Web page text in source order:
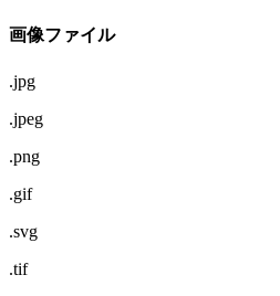
画像ファイル
.jpg
.jpeg
.png
.gif
.svg
.tif